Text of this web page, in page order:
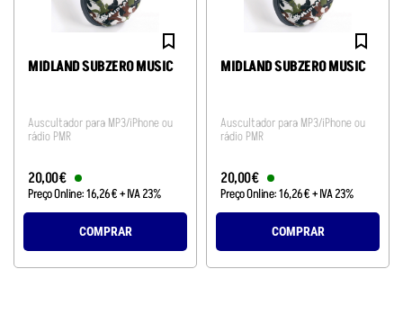
MIDLAND SUBZERO MUSIC
Auscultador para MP3/iPhone ou
rádio PMR
20,00€
Preço Online:16,26€+ IVA 23%
COMPRAR
MIDLAND SUBZERO MUSIC
Auscultador para MP3/iPhone ou
rádio PMR
20,00€
Preço Online:16,26€+ IVA 23%
COMPRAR